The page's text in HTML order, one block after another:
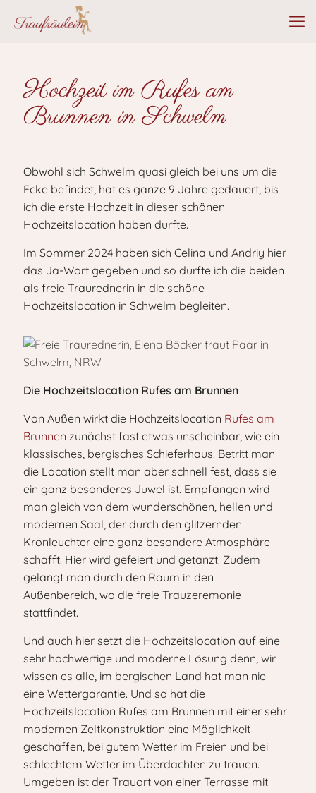
Hochzeit im Rufes am
Brunnen in Schwelm
Obwohl sich Schwelm quasi gleich bei uns um die
Ecke befindet, hat es ganze 9 Jahre gedauert, bis
ich die erste Hochzeit in dieser schönen
Hochzeitslocation haben durfte.
Im Sommer 2024 haben sich Celina und Andriy hier
das Ja-Wort gegeben und so durfte ich die beiden
als freie Traurednerin in die schöne
Hochzeitslocation in Schwelm begleiten.
Die Hochzeitslocation Rufes am Brunnen
Von Außen wirkt die Hochzeitslocation Rufes am
Brunnen zunächst fast etwas unscheinbar, wie ein
klassisches, bergisches Schieferhaus. Betritt man
die Location stellt man aber schnell fest, dass sie
ein ganz besonderes Juwel ist. Empfangen wird
man gleich von dem wunderschönen, hellen und
modernen Saal, der durch den glitzernden
Kronleuchter eine ganz besondere Atmosphäre
schafft. Hier wird gefeiert und getanzt. Zudem
gelangt man durch den Raum in den
Außenbereich, wo die freie Trauzeremonie
stattfindet.
Und auch hier setzt die Hochzeitslocation auf eine
sehr hochwertige und moderne Lösung denn, wir
wissen es alle, im bergischen Land hat man nie
eine Wettergarantie. Und so hat die
Hochzeitslocation Rufes am Brunnen mit einer sehr
modernen Zeltkonstruktion eine Möglichkeit
geschaffen, bei gutem Wetter im Freien und bei
schlechtem Wetter im Überdachten zu trauen.
Umgeben ist der Trauort von einer Terrasse mit